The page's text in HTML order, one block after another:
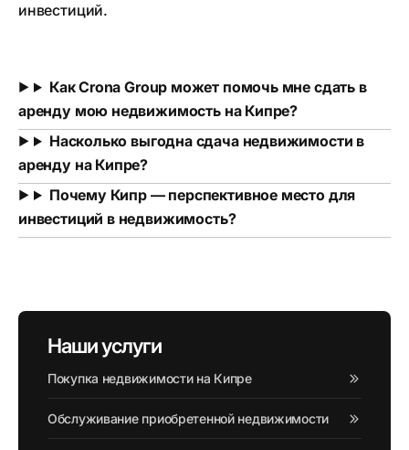
Наши услуги
Покупка недвижимости на Кипре
Обслуживание приобретенной недвижимости
инвестиций.
Как Crona Group может помочь мне сдать в
аренду мою недвижимость на Кипре?
Насколько выгодна сдача недвижимости в
аренду на Кипре?
Почему Кипр — перспективное место для
инвестиций в недвижимость?